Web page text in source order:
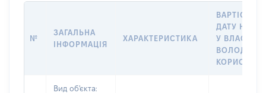
№
ЗАГАЛЬНА
ІНФОРМАЦІЯ
ХАРАКТЕРИСТИКА
ВАРТІСТЬ
ДАТУ
У
Вид об'єкта: